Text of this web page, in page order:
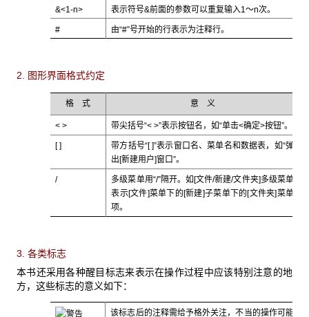
&<1-n> 表示符号&前面的参数可以重复输入1～n次。
# 由“#”号开始的行表示为注释行。
2. 图形界面格式约定
格 式 意 义
< > 带尖括号“< >”表示按钮名，如“单击<确定>按钮”。
[ ]
带方括号“[ ]”表示窗口名、菜单名和数据表，如“弹
出[新建用户]窗口”。
/
多级菜单用“/”隔开。如[文件/新建/文件夹]多级菜单
表示[文件]菜单下的[新建]子菜单下的[文件夹]菜单
项。
3. 各类标志
本书还采用各种醒目标志来表示在操作过程中应该特别注意的地
方，这些标志的意义如下：
该标志后的注释需给予格外关注，不当的操作可能